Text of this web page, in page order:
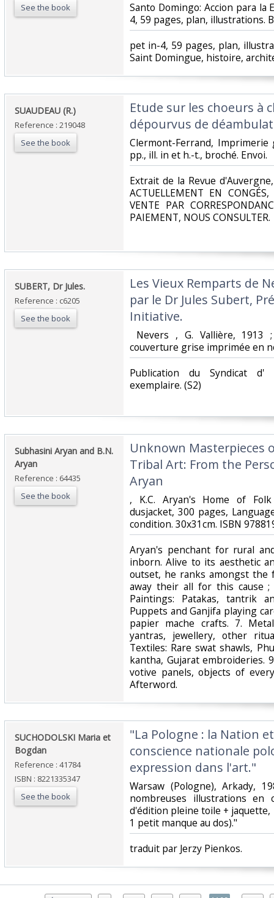
See the book
‎Santo Domingo: Accion para la
4, 59 pages, plan, illustrations.
‎pet in-4, 59 pages, plan,
Saint Domingue, histoire,
‎SUAUDEAU (R.)‎
Reference : 219048
See the book
‎Etude sur les choeurs à
dépourvus de
‎Clermont-Ferrand, Imprimerie
pp., ill. in et h.-t., broché. Envoi.‎
‎Extrait de la Revue
ACTUELLEMENT EN
VENTE PAR
PAIEMENT, NOUS CONSULTER.‎
‎SUBERT, Dr Jules.‎
Reference : c6205
See the book
‎Les Vieux Remparts de
par le Dr Jules Subert,
Initiative.‎
Nevers , G. Vallière, 1913
couverture grise imprimée en
‎Publication du Syndicat
exemplaire. (S2) ‎
‎Subhasini Aryan and B.N.
Aryan‎
Reference : 64435
See the book
‎Unknown Masterpieces
Tribal Art: From the
Aryan‎
‎, K.C. Aryan's Home of
dusjacket, 300 pages,
condition. 30x31cm. ISBN
‎Aryan's penchant for rural
inborn. Alive to its aesthetic
outset, he ranks amongst the
away their all for this cause ;
Paintings: Patakas, tantrik
Puppets and Ganjifa playing
papier mache crafts. 7.
yantras, jewellery, other
Textiles: Rare swat shawls,
kantha, Gujarat embroideries.
votive panels, objects of
Afterword. ‎
‎SUCHODOLSKI Maria et
Bogdan‎
Reference : 41784
ISBN : 8221335347
See the book
‎"La Pologne : la Nation
conscience nationale
expression dans l'art."‎
‎Warsaw (Pologne), Arkady,
nombreuses illustrations
d'édition pleine toile +
1 petit manque au dos)."‎
‎traduit par Jerzy Pienkos.‎